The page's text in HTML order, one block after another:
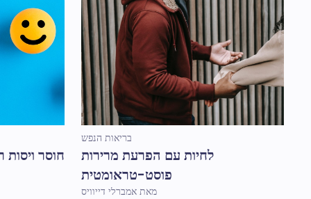
חוסר
בריאות הנפש
לחיות עם הפרעת מרירות
פוסט-טראומטית
מאת אמברלי דייוויס